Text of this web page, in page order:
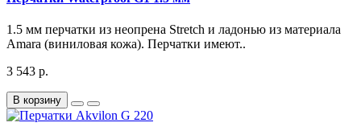
1.5 мм перчатки из неопрена Stretch и ладонью из материала
Amara (виниловая кожа). Перчатки имеют..
3 543 р.
В корзину